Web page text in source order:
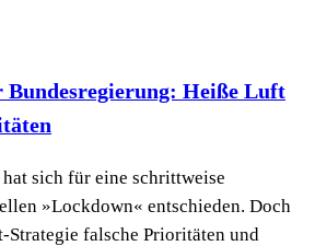
Bundesregierung: Heiße Luft
sich für eine schrittweise
»Lockdown« entschieden. Doch
Strategie falsche Prioritäten und